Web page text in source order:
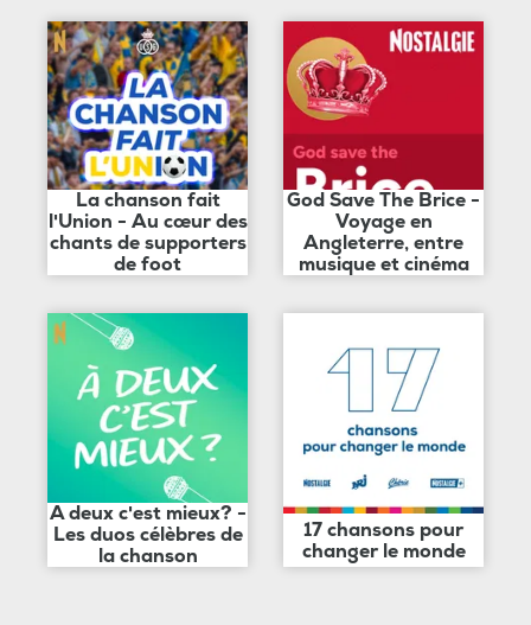
La chanson fait
l'Union - Au cœur des
chants de supporters
de foot
God Save The Brice -
Voyage en
Angleterre, entre
musique et cinéma
A deux c'est mieux? -
Les duos célèbres de
la chanson
17 chansons pour
changer le monde